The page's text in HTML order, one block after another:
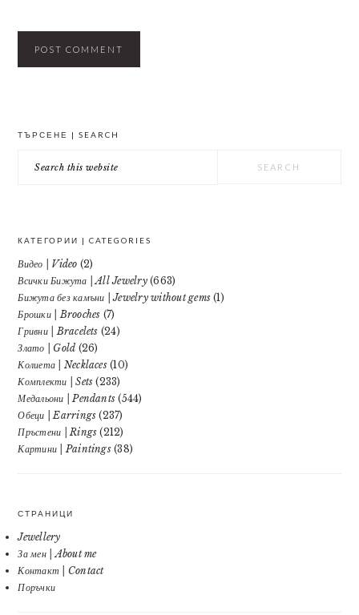
ТЪРСЕНЕ | SEARCH
this
КАТЕГОРИИ | CATEGORIES
Видео | Video (2)
Всички Бижута | All Jewelry(663)
Бижута без камъни | Jewelry without gems (1)
Брошки | Brooches (7)
Гривни | Bracelets (24)
Злато | Gold (26)
Колиета | Necklaces(10)
Комплекти | Sets (233)
Медальони | Pendants (544)
Обеци | Earrings (237)
Пръстени | Rings (212)
Картини | Paintings(38)
СТРАНИЦИ
Jewellery
За мен | About me
Контакт | Contact
Поръчки